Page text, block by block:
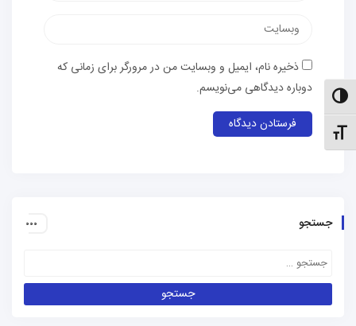
حالت کنتراست بالا
تنظیم اندازهٔ فونت
وب‌سایت
ذخیره نام، ایمیل و وبسایت من در مرورگر برای زمانی که
دوباره دیدگاهی می‌نویسم.
جستجو